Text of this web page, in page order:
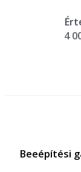
4
Beeépítési